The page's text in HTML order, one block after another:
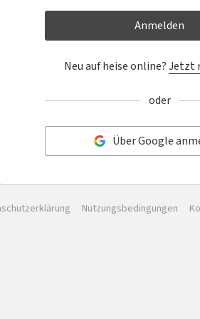
Anmelden
Neu auf heise online?Jetzt
oder
Über Google
Nutzungsbedingungen